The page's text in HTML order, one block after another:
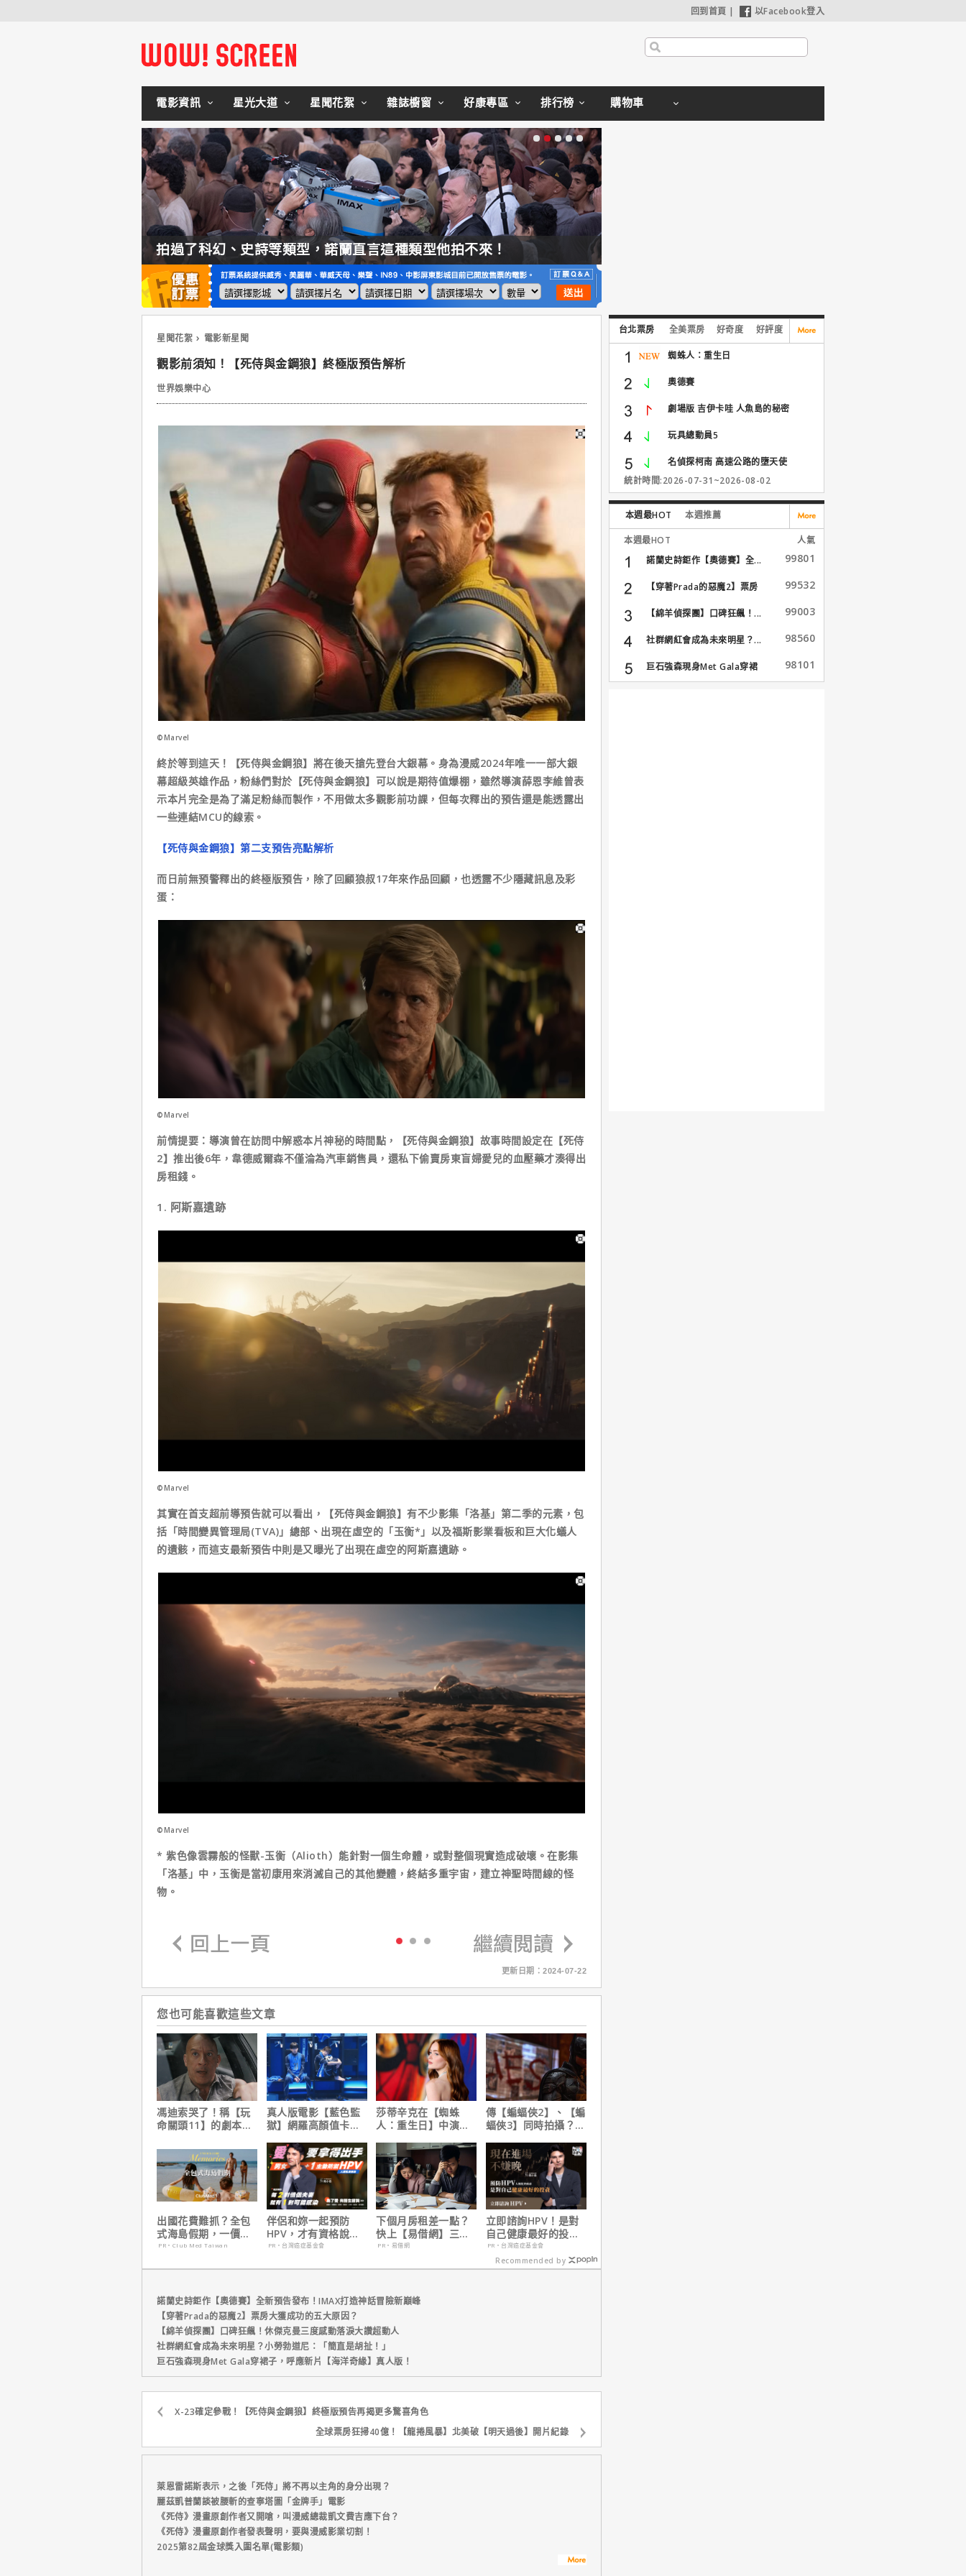
回到首頁 | 以Facebook登入
電影資訊 星光大道 星聞花絮 雜誌櫥窗 好康專區 排行榜 購物車
拍過了科幻、史詩等類型，諾蘭直言這種類型他拍不來！
星聞花絮 電影新星聞
觀影前須知！【死侍與金鋼狼】終極版預告解析
世界娛樂中心
©Marvel
終於等到這天！【死侍與金鋼狼】將在後天搶先登台大銀幕。身為漫威2024年唯一一部大銀
幕超級英雄作品，粉絲們對於【死侍與金鋼狼】可以說是期待值爆棚，雖然導演薛恩李維曾表
示本片完全是為了滿足粉絲而製作，不用做太多觀影前功課，但每次釋出的預告還是能透露出
一些連結MCU的線索。
【死侍與金鋼狼】第二支預告亮點解析
而日前無預警釋出的終極版預告，除了回顧狼叔17年來作品回顧，也透露不少隱藏訊息及彩
蛋：
©Marvel
前情提要：導演曾在訪問中解惑本片神秘的時間點，【死侍與金鋼狼】故事時間設定在【死侍
2】推出後6年，韋德威爾森不僅淪為汽車銷售員，還私下偷賣房東盲婦愛兒的血壓藥才湊得出
房租錢。
1. 阿斯嘉遺跡
©Marvel
其實在首支超前導預告就可以看出，【死侍與金鋼狼】有不少影集「洛基」第二季的元素，包
括「時間變異管理局(TVA)」總部、出現在虛空的「玉衡*」以及福斯影業看板和巨大化蟻人
的遺骸，而這支最新預告中則是又曝光了出現在虛空的阿斯嘉遺跡。
©Marvel
* 紫色像雲霧般的怪獸-玉衡（Alioth）能針對一個生命體，或對整個現實造成破壞。在影集
「洛基」中，玉衡是當初康用來消滅自己的其他變體，終結多重宇宙，建立神聖時間線的怪
物。
更新日期：2024-07-22
您也可能喜歡這些文章
馮迪索哭了！稱【玩
命關頭11】的劇本是
真人版電影【藍色監
獄】網羅高顏值卡司
莎蒂辛克在【蜘蛛
人：重生日】中演的
下伏筆？
傳【蝙蝠俠2】、【蝙
蝠俠3】同時拍攝？詹
出國花費難抓？全包
式海島假期，一價搞
定食宿玩樂，省錢更
PR・Club Med Taiwan
伴侶和妳一起預防
HPV，才有資格說愛
妳！
PR・台灣癌症基金會
下個月房租差一點？
快上【易借網】三分
鐘解決燃眉之急
PR・易借網
立即諮詢HPV！是對
自己健康最好的投
資，把握現在不嫌
晚！
PR・台灣癌症基金會
Recommended by
諾蘭史詩鉅作【奧德賽】全新預告發布！IMAX打造神話冒險新巔峰
【穿著Prada的惡魔2】票房大獲成功的五大原因？
【綿羊偵探團】口碑狂飆！休傑克曼三度感動落淚大讚超動人
社群網紅會成為未來明星？小勞勃道尼：「簡直是胡扯！」
巨石強森現身Met Gala穿裙子，呼應新片【海洋奇緣】真人版！
X-23確定參戰！【死侍與金鋼狼】終極版預告再揭更多驚喜角色
全球票房狂掃40億！【龍捲風暴】北美破【明天過後】開片紀錄
萊恩雷諾斯表示，之後「死侍」將不再以主角的身分出現？
麗茲凱普蘭談被腰斬的查寧塔圖「金牌手」電影
《死侍》漫畫原創作者又開嗆，叫漫威總裁凱文費吉應下台？
《死侍》漫畫原創作者發表聲明，要與漫威影業切割！
2025第82屆金球獎入圍名單(電影類)
台北票房 全美票房 好奇度 好評度
蜘蛛人：重生日
奧德賽
劇場版 吉伊卡哇 人魚島的秘密
玩具總動員5
名偵探柯南 高速公路的墮天使
統計時間:2026-07-31~2026-08-02
本週最HOT 本週推薦
本週最HOT
人氣
諾蘭史詩鉅作【奧德賽】全...
99801
【穿著Prada的惡魔2】票房
99532
【綿羊偵探團】口碑狂飆！... 99003
社群網紅會成為未來明星？... 98560
巨石強森現身Met Gala穿裙
子...
98101